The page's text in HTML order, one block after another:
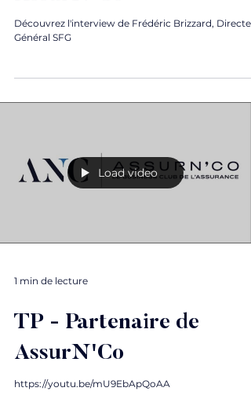
Découvrez l'interview de Frédéric Brizzard,
Général SFG
Load video
1 min de lecture
TP - Partenaire de
AssurN'Co
https://youtu.be/mU9EbApQoAA